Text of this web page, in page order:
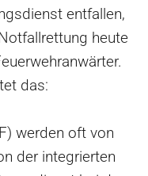
entfallen,
heute
das:
werden oft von
der integrierten